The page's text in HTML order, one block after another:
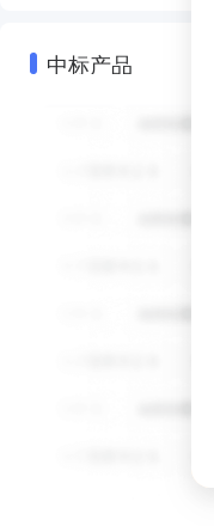
中标产品